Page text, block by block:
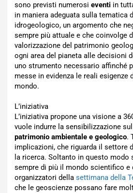
sono previsti numerosi eventi in
in maniera adeguata sulla tematica
idrogeologico, un argomento che
sempre più attuale e che coinvolge
valorizzazione del patrimonio
ogni area del pianeta alle decisioni
uno strumento necessario affinché
messe in evidenza le reali esigenze
mondo.
L’iniziativa
L’iniziativa propone una visione a
vuole indurre la sensibilizzazione sul
patrimonio ambientale e geologico.
implicazioni, che riguarda il settore
la ricerca. Soltanto in questo modo
sempre di più il mondo scientifico e
organizzatori della settimana della
che le geoscienze possano fare